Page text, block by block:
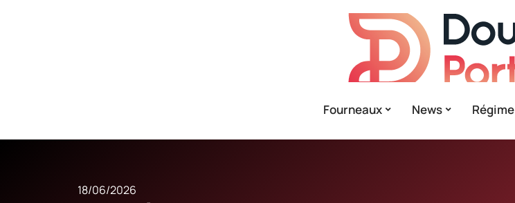
Fourneaux News Régime
18/06/2026